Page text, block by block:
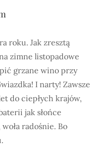
roku. Jak zresztą
zimne listopadowe
grzane wino przy
I narty! Zawsze
do ciepłych krajów,
jak słońce
radośnie. Bo